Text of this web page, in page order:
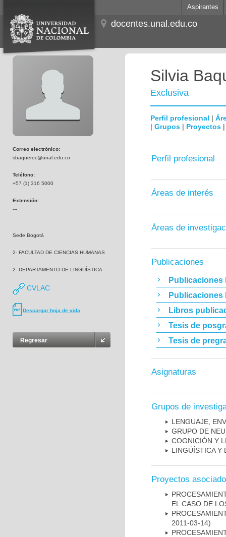
Aspirantes
docentes.unal.edu.co
Correo electrónico:
sbaqueroc@unal.edu.co
Teléfono:
+57 (1) 316 5000
Extensión:
---
Sede Bogotá
2- FACULTAD DE CIENCIAS HUMANAS
2- DEPARTAMENTO DE LINGÜÍSTICA
CVLAC
Descargar hoja de vida
Regresar
Silvia
Exclusiva
Perfil profesional |
| Grupos | Proyectos
Perfil profesional
Áreas de interés
Áreas de
Publicaciones
Publicaciones
Publicaciones
Libros
Tesis de
Tesis de
Asignaturas
Grupos de
LENGUAJE,
GRUPO DE
COGNICIÓN Y
LINGÜÍSTICA Y
Proyectos
EL CASO DE
2011-03-14)